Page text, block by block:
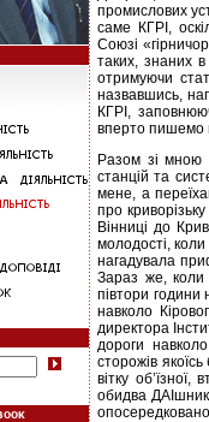
промислових
саме КГРІ,
Союзі
таких, знаних
отримуючи
назвавшись,
КГРІ,
вперто пишемо
Разом зі мною
станцій та
мене, а
про
Вінниці до
молодості,
нагадувала
Зараз же, коли
півтори години
навколо
директора
дороги
сторожів
вітку
обидва